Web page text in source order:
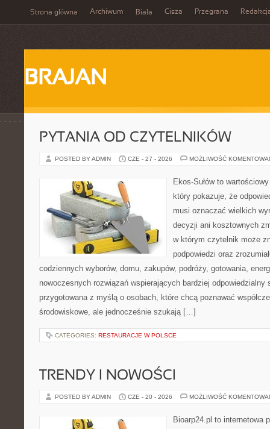
Strona główna Archiwum Biała Cisza Przegrana
BRAJAN
PYTANIA OD CZYTELNIKÓW
POSTED BY ADMIN CZE - 27 - 2026 MOŻLIWOŚĆ
Ekos-Sułów to
który pokazuje, że
musi oznaczać wielkich
decyzji ani kosztownych
w którym czytelnik może
podpowiedzi oraz
codziennych wyborów, domu, zakupów, podróży, gotowania,
nowoczesnych rozwiązań wspierających bardziej odpowiedzialny
przygotowana z myślą o osobach, które chcą poznawać
środowiskowe, ale jednocześnie szukają […]
CATEGORIES: RESTAURACJE W POLSCE
TRENDY I NOWOŚCI
POSTED BY ADMIN CZE - 20 - 2026 MOŻLIWOŚĆ
Bioarp24.pl to internetowa